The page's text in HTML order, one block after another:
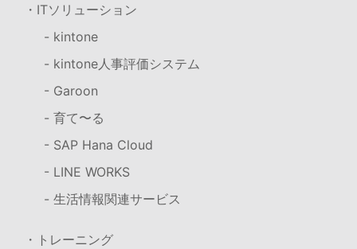
・ITソリューション
- kintone
- kintone人事評価システム
- Garoon
- 育て〜る
- SAP Hana Cloud
- LINE WORKS
- 生活情報関連サービス
・トレーニング